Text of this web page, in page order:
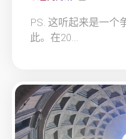
PS. 这听起来是一个
此。在20...